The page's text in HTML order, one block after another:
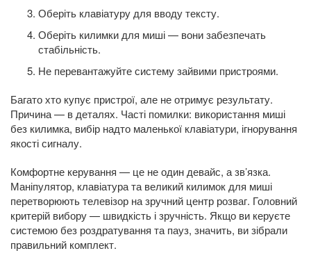
Оберіть клавіатуру для вводу тексту.
Оберіть килимки для миші — вони забезпечать
стабільність.
Не перевантажуйте систему зайвими пристроями.
Багато хто купує пристрої, але не отримує результату.
Причина — в деталях. Часті помилки: використання миші
без килимка, вибір надто маленької клавіатури, ігнорування
якості сигналу.
Комфортне керування — це не один девайс, а зв’язка.
Маніпулятор, клавіатура та великий килимок для миші
перетворюють телевізор на зручний центр розваг. Головний
критерій вибору — швидкість і зручність. Якщо ви керуєте
системою без роздратування та пауз, значить, ви зібрали
правильний комплект.